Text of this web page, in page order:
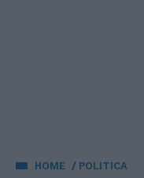
HOME POLITICA